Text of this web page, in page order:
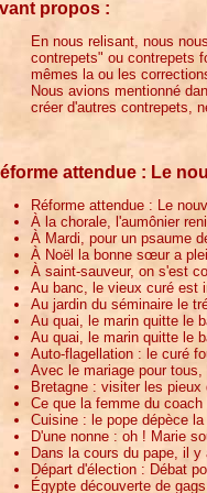
propos :
En nous relisant, nous
contrepets" ou contrepets
mêmes la ou les
Nous avions mentionné
créer d'autres contrepets,
attendue : Le
Réforme attendue : Le
À la chorale, l'aumônier
À Mardi, pour un psaume
À Noël la bonne sœur a
À saint-sauveur, on s'est
Au banc, le vieux curé est
Au jardin du séminaire le
Au quai, le marin quitte le
Au quai, le marin quitte le
Auto-flagellation : le curé
Avec le mariage pour
Bretagne : visiter les pieux
Ce que la femme du
Cuisine : le pope dépèce
D'une nonne : oh ! Marie
Dans la cours du pape, il y
Départ d'élection : Débat
Égypte découverte de